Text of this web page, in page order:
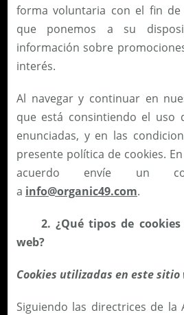
forma voluntaria con el fin de
que ponemos a su
información sobre
interés.
Al navegar y continuar en
que está consintiendo el uso
enunciadas, y en las
presente política de cookies.
acuerdo envíe un
a info@organic49.com.
2. ¿Qué tipos de
web?
Cookies utilizadas en este sitio
Siguiendo las directrices de la